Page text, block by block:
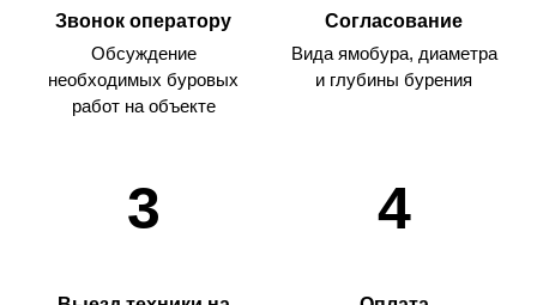
Звонок оператору
Обсуждение
необходимых буровых
работ на объекте
Согласование
Вида ямобура, диаметра
и глубины бурения
3 4